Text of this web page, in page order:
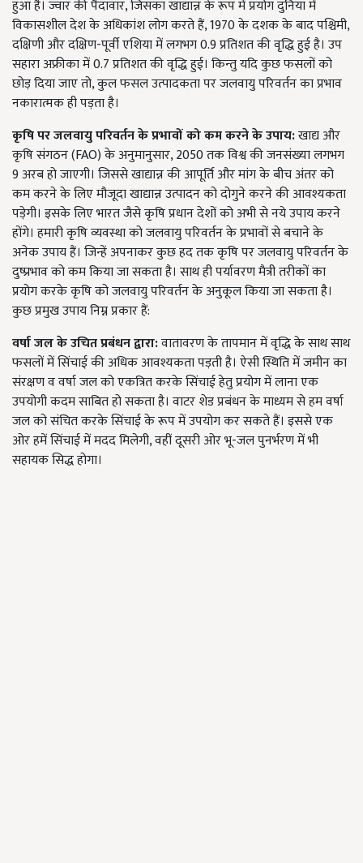
हुआ है। ज्वार की पैदावार, जिसका खाद्यान्न के रूप में प्रयोग दुनिया में
विकासशील देश के अधिकांश लोग करते हैं, 1970 के दशक के बाद पश्चिमी,
दक्षिणी और दक्षिण-पूर्वी एशिया में लगभग 0.9 प्रतिशत की वृद्धि हुई है। उप
सहारा अफ्रीका में 0.7 प्रतिशत की वृद्धि हुई। किन्तु यदि कुछ फसलों को
छोड़ दिया जाए तो, कुल फसल उत्पादकता पर जलवायु परिवर्तन का प्रभाव
नकारात्मक ही पड़ता है।
कृषिपरजलवायुपरिवर्तनकेप्रभावोंकोकमकरनेकेउपाय:खाद्य और
कृषि संगठन (FAO) के अनुमानुसार, 2050 तक विश्व की जनसंख्या लगभग
9 अरब हो जाएगी। जिससे खाद्यान्न की आपूर्ति और मांग के बीच अंतर को
कम करने के लिए मौजूदा खाद्यान्न उत्पादन को दोगुने करने की आवश्यकता
पड़ेगी। इसके लिए भारत जैसे कृषि प्रधान देशों को अभी से नये उपाय करने
होंगे। हमारी कृषि व्यवस्था को जलवायु परिवर्तन के प्रभावों से बचाने के
अनेक उपाय हैं। जिन्हें अपनाकर कुछ हद तक कृषि पर जलवायु परिवर्तन के
दुष्प्रभाव को कम किया जा सकता है। साथ ही पर्यावरण मैत्री तरीकों का
प्रयोग करके कृषि को जलवायु परिवर्तन के अनुकूल किया जा सकता है।
कुछ प्रमुख उपाय निम्न प्रकार हैं:
वर्षाजलकेउचितप्रबंधनद्वारा:वातावरण के तापमान में वृद्धि के साथ साथ
फसलों में सिंचाई की अधिक आवश्यकता पड़ती है। ऐसी स्थिति में जमीन का
संरक्षण व वर्षा जल को एकत्रित करके सिंचाई हेतु प्रयोग में लाना एक
उपयोगी कदम साबित हो सकता है। वाटर शेड प्रबंधन के माध्यम से हम वर्षा
जल को संचित करके सिंचाई के रूप में उपयोग कर सकते हैं। इससे एक
ओर हमें सिंचाई में मदद मिलेगी, वहीं दूसरी ओर भू-जल पुनर्भरण में भी
सहायक सिद्ध होगा।